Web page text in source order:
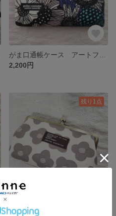
2,200円
残り1点
2,200円